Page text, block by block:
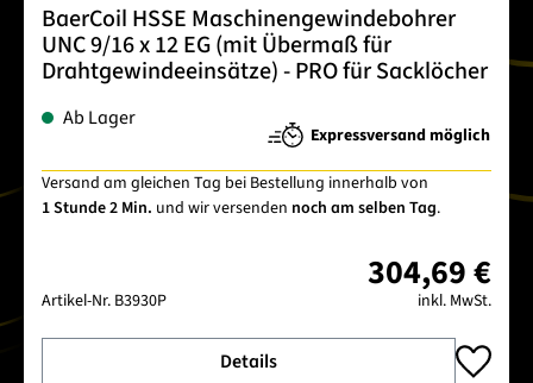
BaerCoil HSSE Maschinengewindebohrer
UNC 9/16 x 12 EG (mit Übermaß für
Drahtgewindeeinsätze) - PRO für Sacklöcher
Ab Lager
Expressversand möglich
Versand am gleichen Tag bei Bestellung innerhalb von
1 Stunde 2 Min. und wir versenden noch am selben Tag.
Artikel-Nr. B3930P
304,69 €
inkl. MwSt.
Details